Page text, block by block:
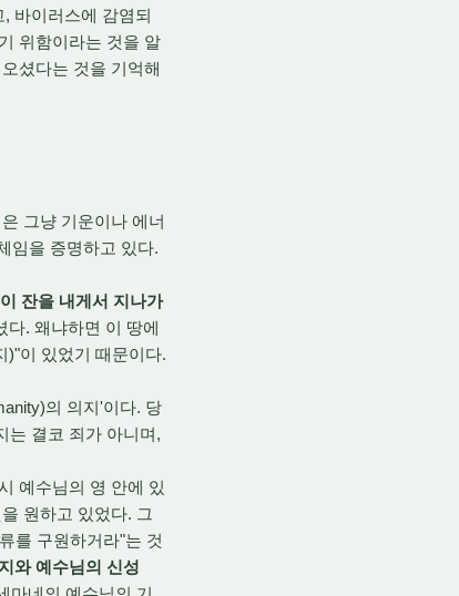
바이러스에 감염되
위함이라는 것을 알
셨다는 것을 기억해
그냥 기운이나 에너
임을 증명하고 있다.
잔을 내게서 지나가
다. 왜냐하면 이 땅에
)"이 있었기 때문이다.
의 의지'이다. 당
는 결코 죄가 아니며,
예수님의 영 안에 있
원하고 있었다. 그
를 구원하거라"는 것
와 예수님의 신성